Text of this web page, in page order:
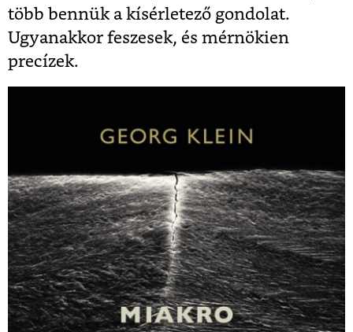
több bennük a kísérletező gondolat.
Ugyanakkor feszesek, és mérnökien
precízek.